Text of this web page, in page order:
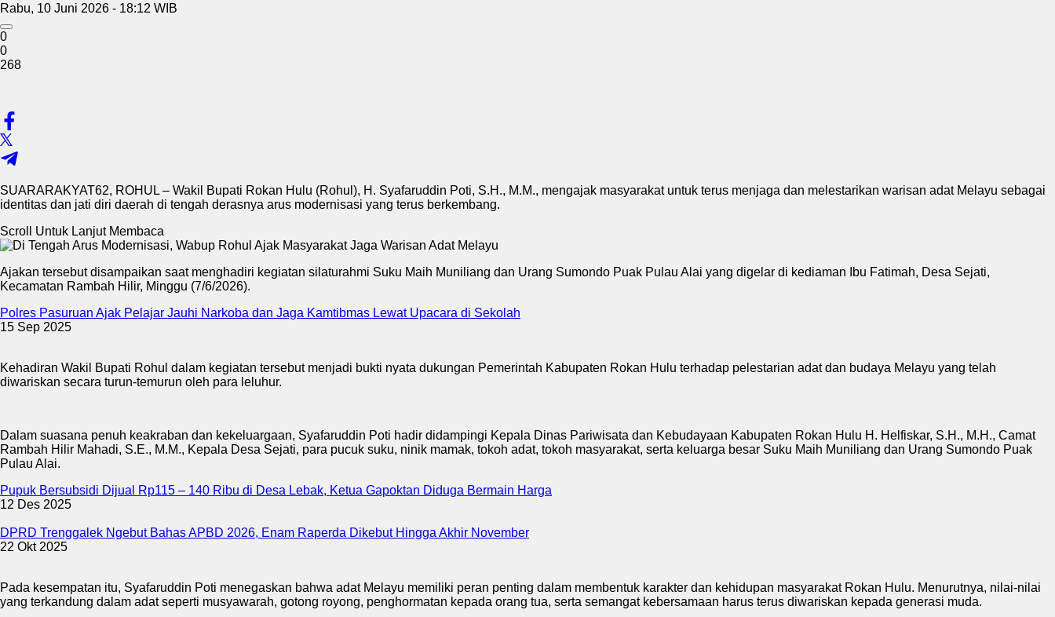
Rabu, 10 Juni 2026 - 18:12 WIB
0
0
268
SUARARAKYAT62, ROHUL – Wakil Bupati Rokan Hulu (Rohul), H. Syafaruddin Poti, S.H., M.M., mengajak masyarakat untuk terus menjaga dan melestarikan warisan adat Melayu sebagai
identitas dan jati diri daerah di tengah derasnya arus modernisasi yang terus berkembang.
Scroll Untuk Lanjut Membaca
Ajakan tersebut disampaikan saat menghadiri kegiatan silaturahmi Suku Maih Muniliang dan Urang Sumondo Puak Pulau Alai yang digelar di kediaman Ibu Fatimah, Desa Sejati,
Kecamatan Rambah Hilir, Minggu (7/6/2026).
Polres Pasuruan Ajak Pelajar Jauhi Narkoba dan Jaga Kamtibmas Lewat Upacara di Sekolah
15 Sep 2025
Kehadiran Wakil Bupati Rohul dalam kegiatan tersebut menjadi bukti nyata dukungan Pemerintah Kabupaten Rokan Hulu terhadap pelestarian adat dan budaya Melayu yang telah
diwariskan secara turun-temurun oleh para leluhur.
Dalam suasana penuh keakraban dan kekeluargaan, Syafaruddin Poti hadir didampingi Kepala Dinas Pariwisata dan Kebudayaan Kabupaten Rokan Hulu H. Helfiskar, S.H., M.H., Camat
Rambah Hilir Mahadi, S.E., M.M., Kepala Desa Sejati, para pucuk suku, ninik mamak, tokoh adat, tokoh masyarakat, serta keluarga besar Suku Maih Muniliang dan Urang Sumondo Puak
Pulau Alai.
Pupuk Bersubsidi Dijual Rp115 – 140 Ribu di Desa Lebak, Ketua Gapoktan Diduga Bermain Harga
12 Des 2025
DPRD Trenggalek Ngebut Bahas APBD 2026, Enam Raperda Dikebut Hingga Akhir November
22 Okt 2025
Pada kesempatan itu, Syafaruddin Poti menegaskan bahwa adat Melayu memiliki peran penting dalam membentuk karakter dan kehidupan masyarakat Rokan Hulu. Menurutnya, nilai-nilai
yang terkandung dalam adat seperti musyawarah, gotong royong, penghormatan kepada orang tua, serta semangat kebersamaan harus terus diwariskan kepada generasi muda.